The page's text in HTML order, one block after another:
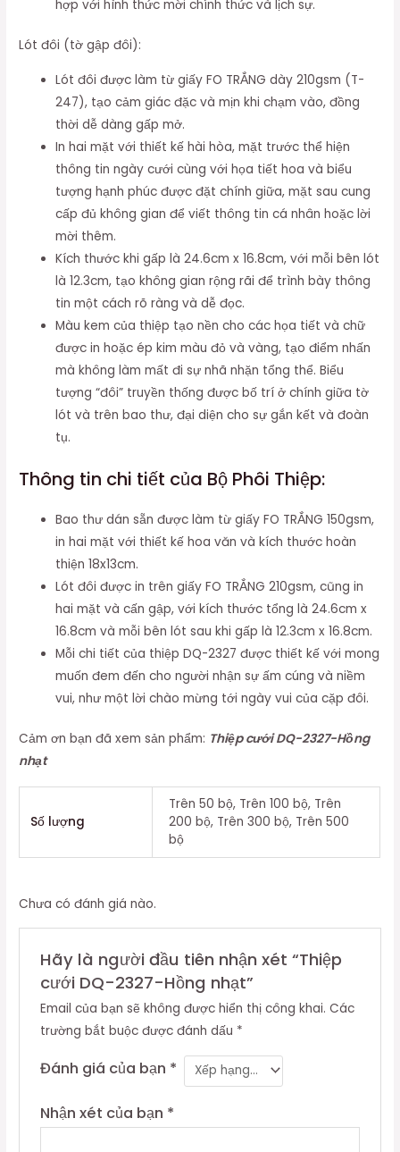
hợp với hình thức mời chính thức và lịch sự.
Lót đôi (tờ gập đôi):
Lót đôi được làm từ giấy FO TRẮNG dày 210gsm (T-
247), tạo cảm giác đặc và mịn khi chạm vào, đồng
thời dễ dàng gấp mở.
In hai mặt với thiết kế hài hòa, mặt trước thể hiện
thông tin ngày cưới cùng với họa tiết hoa và biểu
tượng hạnh phúc được đặt chính giữa, mặt sau cung
cấp đủ không gian để viết thông tin cá nhân hoặc lời
mời thêm.
Kích thước khi gấp là 24.6cm x 16.8cm, với mỗi bên lót
là 12.3cm, tạo không gian rộng rãi để trình bày thông
tin một cách rõ ràng và dễ đọc.
Màu kem của thiệp tạo nền cho các họa tiết và chữ
được in hoặc ép kim màu đỏ và vàng, tạo điểm nhấn
mà không làm mất đi sự nhã nhặn tổng thể. Biểu
tượng “đôi” truyền thống được bố trí ở chính giữa tờ
lót và trên bao thư, đại diện cho sự gắn kết và đoàn
tụ.
Thông tin chi tiết của Bộ Phôi Thiệp:
Bao thư dán sẵn được làm từ giấy FO TRẮNG 150gsm,
in hai mặt với thiết kế hoa văn và kích thước hoàn
thiện 18x13cm.
Lót đôi được in trên giấy FO TRẮNG 210gsm, cũng in
hai mặt và cấn gập, với kích thước tổng là 24.6cm x
16.8cm và mỗi bên lót sau khi gấp là 12.3cm x 16.8cm.
Mỗi chi tiết của thiệp DQ-2327 được thiết kế với mong
muốn đem đến cho người nhận sự ấm cúng và niềm
vui, như một lời chào mừng tới ngày vui của cặp đôi.
Cảm ơn bạn đã xem sản phẩm: Thiệp cưới DQ-2327-Hồng
nhạt
Số lượng
Trên 50 bộ, Trên 100 bộ, Trên
200 bộ, Trên 300 bộ, Trên 500
bộ
Chưa có đánh giá nào.
Hãy là người đầu tiên nhận xét “Thiệp
cưới DQ-2327-Hồng nhạt”
Email của bạn sẽ không được hiển thị công khai. Các
trường bắt buộc được đánh dấu *
Đánh giá của bạn *
Nhận xét của bạn *